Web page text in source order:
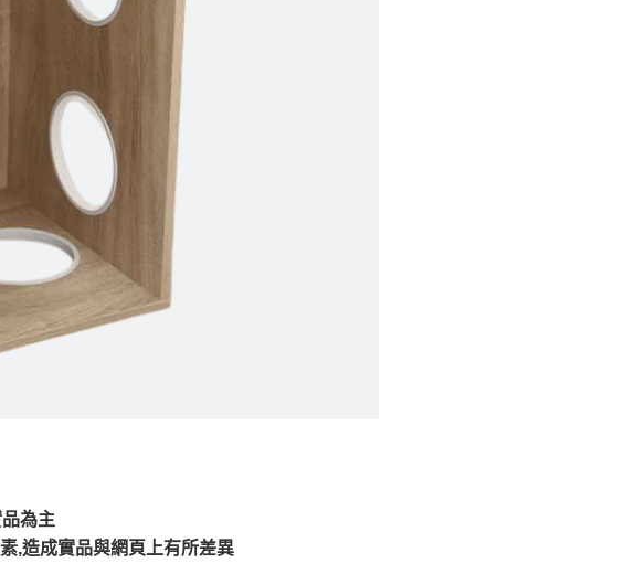
為主
,造成實品與網頁上有所差異
基隆山區
卓蘭鎮、三灣、通霄山區、西湖、泰安
鄉、大湖鄉、頭屋、獅潭鄉
絡確認
貨｜
兩天收送貨
蓮、台東、金門、馬祖、澎湖地區
另行寄出，另外約加上2~7個工作天內
為您更換新品，運費皆由本站負責，
枕頭類產品需為未拆封狀態(請保持商
照上述方式處理，恕無法接受退貨。
解析度等因素， 與實際商品的顏色、
，請您訂購前詳加確認。(包含商品尺寸
差值(約正負0.5CM) 詳細尺寸以實品
ID：
客人使用習慣、居家環境不同。若屬人
自行吸收(另事先與消費者報價，消費